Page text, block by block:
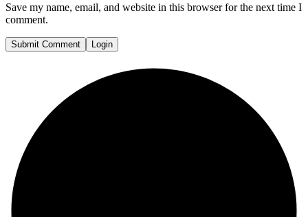
Save my name, email, and website in this browser for the next time I
comment.
Submit Comment Login